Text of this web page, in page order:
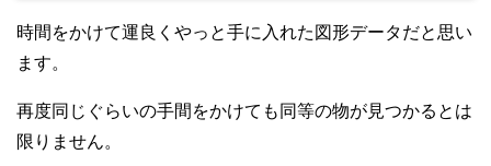
時間をかけて運良くやっと手に入れた図形データだと思い
ます。
再度同じぐらいの手間をかけても同等の物が見つかるとは
限りません。